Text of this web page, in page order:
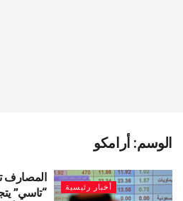
الوسم: أرامكو
أخبار رئيسية
المصارف
“تاسي”